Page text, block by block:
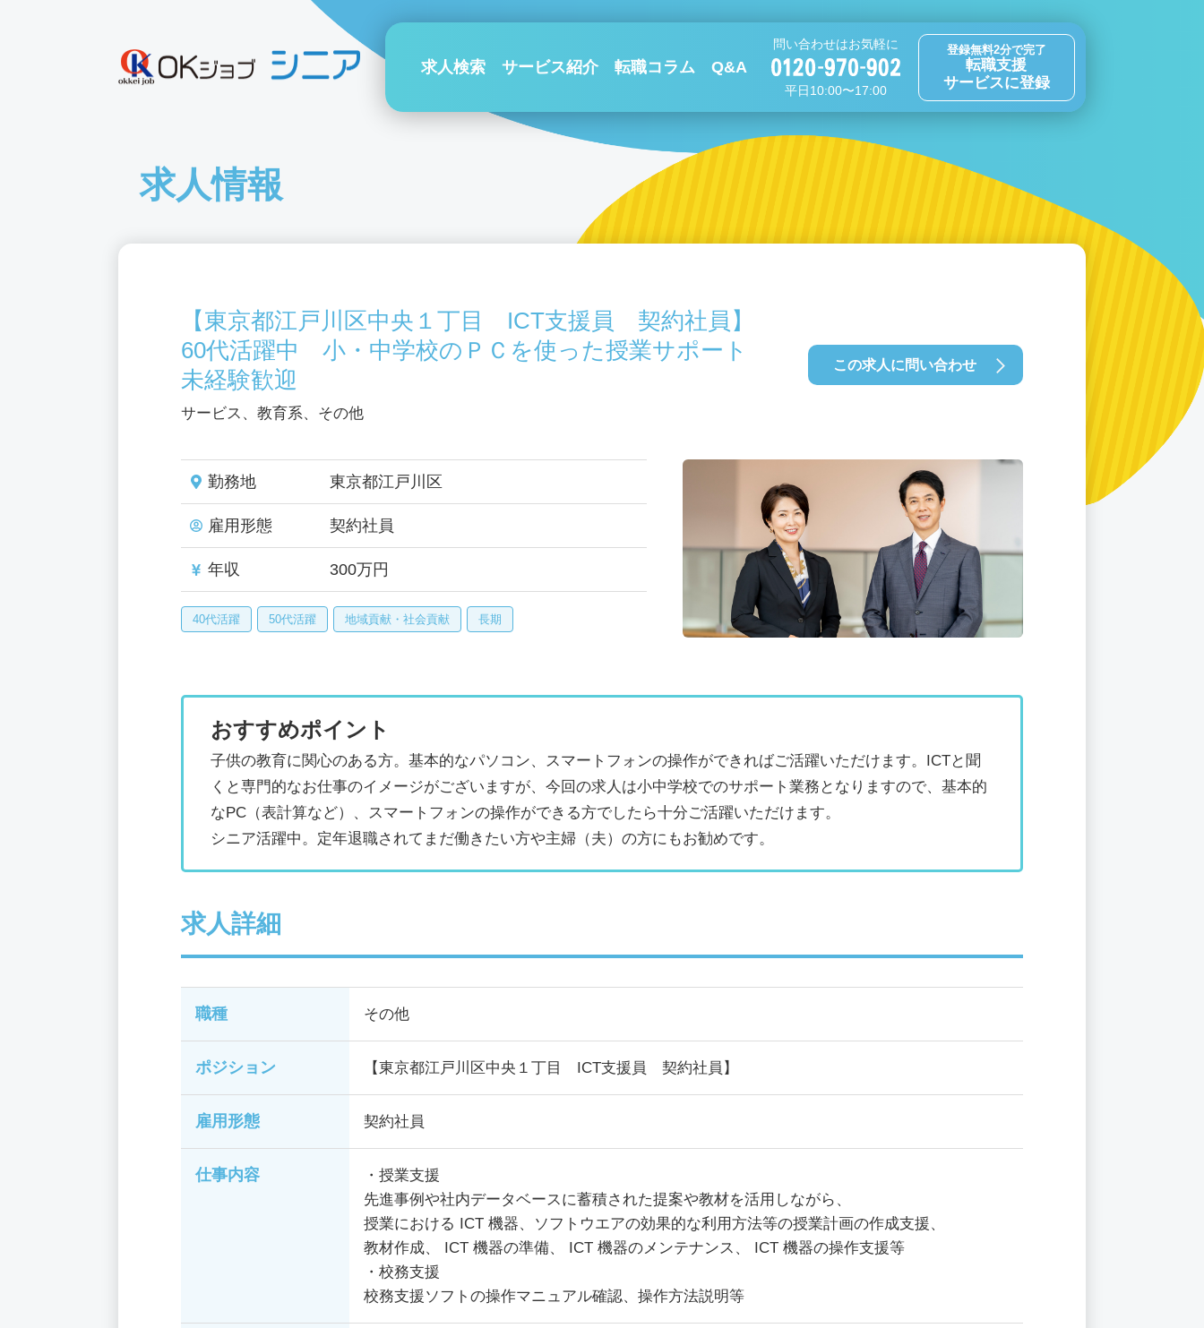
求人検索 サービス紹介 転職コラム Q&A
問い合わせはお気軽に
平日10:00〜17:00
登録無料2分で完了
転職支援
サービスに登録
求人情報
【東京都江戸川区中央１丁目 ICT支援員 契約社員】
60代活躍中 小・中学校のＰＣを使った授業サポート
未経験歓迎
サービス、教育系、その他
この求人に問い合わせ
勤務地 東京都江戸川区
雇用形態 契約社員
年収 300万円
40代活躍 50代活躍 地域貢献・社会貢献 長期
おすすめポイント
子供の教育に関心のある方。基本的なパソコン、スマートフォンの操作ができればご活躍いただけます。ICTと聞
くと専門的なお仕事のイメージがございますが、今回の求人は小中学校でのサポート業務となりますので、基本的
なPC（表計算など）、スマートフォンの操作ができる方でしたら十分ご活躍いただけます。
シニア活躍中。定年退職されてまだ働きたい方や主婦（夫）の方にもお勧めです。
求人詳細
職種 その他
ポジション 【東京都江戸川区中央１丁目 ICT支援員 契約社員】
雇用形態 契約社員
仕事内容
・授業支援
先進事例や社内データベースに蓄積された提案や教材を活用しながら、
授業における ICT 機器、ソフトウエアの効果的な利用方法等の授業計画の作成支援、
教材作成、 ICT 機器の準備、 ICT 機器のメンテナンス、 ICT 機器の操作支援等
・校務支援
校務支援ソフトの操作マニュアル確認、操作方法説明等